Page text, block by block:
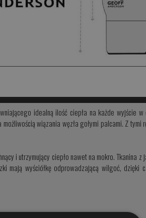
idealną ilość ciepła na każde wyjście w
wiązania węzła gołymi palcami. Z tymi
i utrzymujący ciepło nawet na mokro. Tkanina z
mają wyściółkę odprowadzającą wilgoć, dzięki